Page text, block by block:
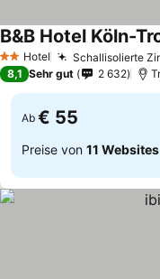
2 Sterne
Hotel Schallisolierte
B&B Hotel Köln-
8,1 Sehr gut 2 632
Ab € 55
Preise von 11 Websites